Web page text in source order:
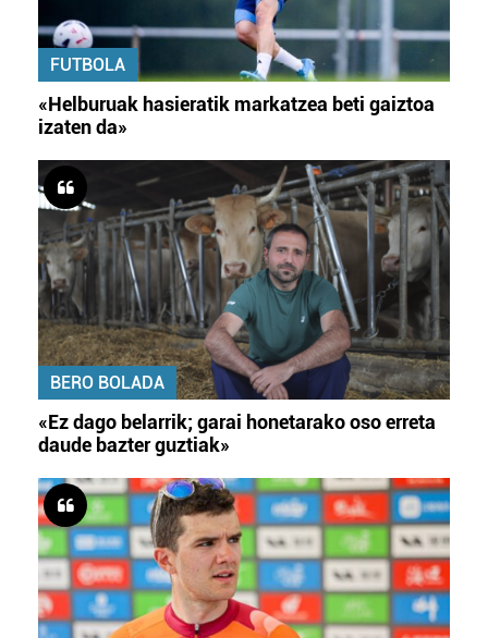
FUTBOLA
«Helburuak hasieratik markatzea beti gaiztoa
izaten da»
BERO BOLADA
«Ez dago belarrik; garai honetarako oso erreta
daude bazter guztiak»